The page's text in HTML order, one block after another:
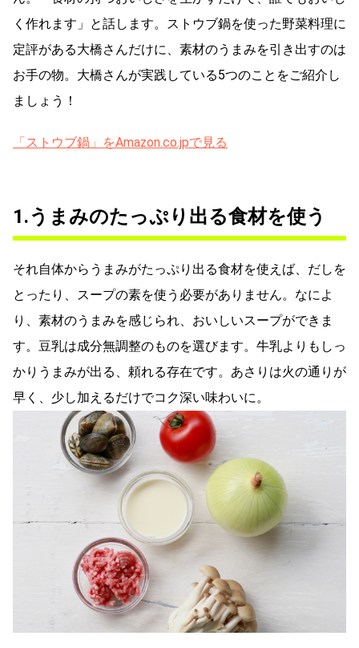
く作れます」と話します。ストウブ鍋を使った野菜料理に
定評がある大橋さんだけに、素材のうまみを引き出すのは
お手の物。大橋さんが実践している5つのことをご紹介し
ましょう！
「ストウブ鍋」をAmazon.co.jpで見る
1.うまみのたっぷり出る食材を使う
それ自体からうまみがたっぷり出る食材を使えば、だしを
とったり、スープの素を使う必要がありません。なによ
り、素材のうまみを感じられ、おいしいスープができま
す。豆乳は成分無調整のものを選びます。牛乳よりもしっ
かりうまみが出る、頼れる存在です。あさりは火の通りが
早く、少し加えるだけでコク深い味わいに。